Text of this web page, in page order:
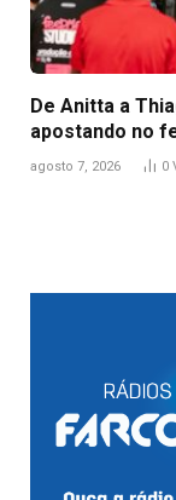
De Anitta a
apostando no
agosto 7, 2026 0